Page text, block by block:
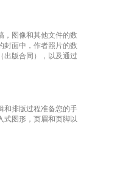
，图像和其他文件的数
封面中，作者照片的数
出版合同），以及通过
和排版过程准备您的手
式图形，页眉和页脚以